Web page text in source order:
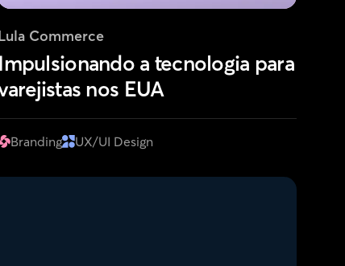
Commerce
Impulsionando a tecnologia para
nos EUA
Branding UX/UI Design